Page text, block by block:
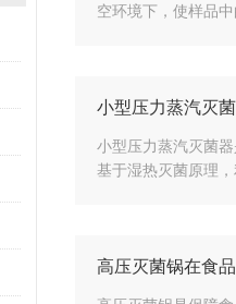
空环境下，使样品
小型压力蒸汽灭
小型压力蒸汽灭菌
基于湿热灭菌原理
高压灭菌锅在食